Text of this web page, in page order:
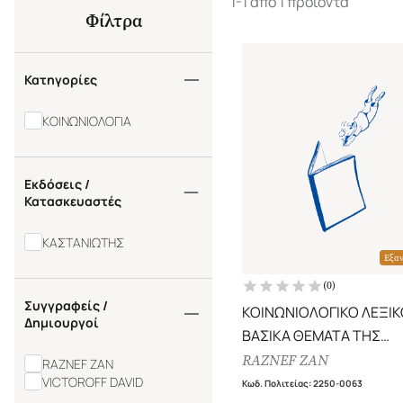
Φίλτρα
Κατηγορίες
ΚΟΙΝΩΝΙΟΛΟΓΙΑ
Εκδόσεις /
Κατασκευαστές
ΚΑΣΤΑΝΙΩΤΗΣ
Συγγραφείς /
Δημιουργοί
RAZNEF ZAN
VICTOROFF DAVID
(0)
ΚΟΙΝΩΝΙΟΛΟΓΙΚΟ
ΒΑΣΙΚΑ ΘΕΜΑΤΑ ΤΗΣ
ΚΟΙΝΩΝΙΟΛΟΓΙΑΣ
RAZNEF ZAN
Κωδ. Πολιτείας:2250-0063